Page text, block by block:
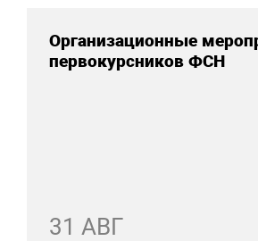
Организационные
первокурсников ФСН
31 АВГ